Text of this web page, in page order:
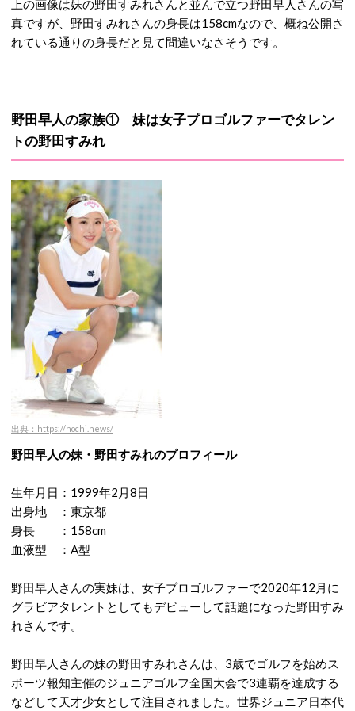
上の画像は妹の野田すみれさんと並んで立つ野田早人さんの写
真ですが、野田すみれさんの身長は158cmなので、概ね公開さ
れている通りの身長だと見て間違いなさそうです。
野田早人の家族① 妹は女子プロゴルファーでタレン
トの野田すみれ
出典：https://hochi.news/
野田早人の妹・野田すみれのプロフィール
生年月日：1999年2月8日
出身地 ：東京都
身長 ：158cm
血液型 ：A型
野田早人さんの実妹は、女子プロゴルファーで2020年12月に
グラビアタレントとしてもデビューして話題になった野田すみ
れさんです。
野田早人さんの妹の野田すみれさんは、3歳でゴルフを始めス
ポーツ報知主催のジュニアゴルフ全国大会で3連覇を達成する
などして天才少女として注目されました。世界ジュニア日本代